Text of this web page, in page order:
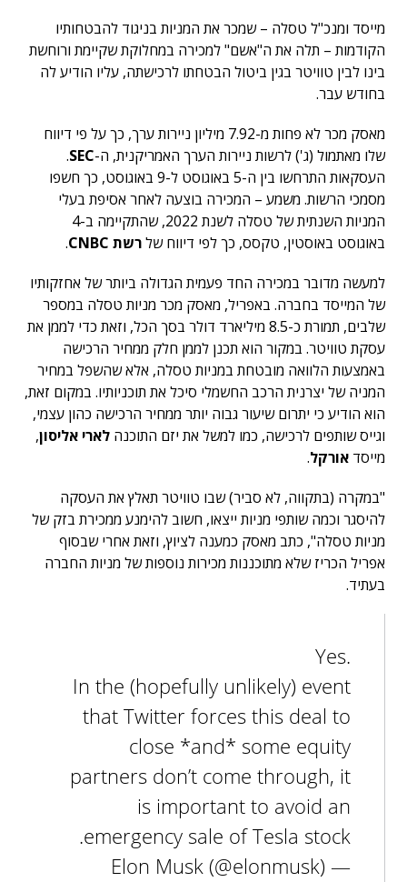
מייסד ומנכ"ל טסלה – שמכר את המניות בניגוד להבטחותיו
הקודמות – תלה את ה"אשם" למכירה במחלוקת שקיימת ורוחשת
בינו לבין טוויטר בגין ביטול הבטחתו לרכישתה, עליו הודיע לה
בחודש עבר.
מאסק מכר לא פחות מ-7.92 מיליון ניירות ערך, כך על פי דיווח
שלו מאתמול (ג') לרשות ניירות הערך האמריקנית, ה-SEC
.
העסקאות התרחשו בין ה-5 באוגוסט ל-9 באוגוסט, כך חשפו
מסמכי הרשות. משמע – המכירה בוצעה לאחר אסיפת בעלי
המניות השנתית של טסלה לשנת 2022, שהתקיימה ב-4
באוגוסט באוסטין, טקסס, כך לפי דיווח שלרשת CNBC
.
למעשה מדובר במכירה החד פעמית הגדולה ביותר של אחזקותיו
של המייסד בחברה. באפריל, מאסק מכר מניות טסלה במספר
שלבים, תמורת כ-8.5 מיליארד דולר בסך הכל, וזאת כדי לממן את
עסקת טוויטר. במקור הוא תכנן לממן חלק ממחיר הרכישה
באמצעות הלוואה מובטחת במניות טסלה, אלא שהשפל במחיר
המניה של יצרנית הרכב החשמלי סיכל את תוכניותיו. במקום זאת,
הוא הודיע כי יתרום שיעור גבוה יותר ממחיר הרכישה כהון עצמי,
וגייס שותפים לרכישה, כמו למשל את יזם התוכנה לארי אליסון,
מייסד אורקל.
"במקרה (בתקווה, לא סביר) שבו טוויטר תאלץ את העסקה
להיסגר וכמה שותפי מניות ייצאו, חשוב להימנע ממכירת בזק של
מניות טסלה", כתב מאסק כמענה לציוץ, וזאת אחרי שבסוף
אפריל הכריז שלא מתוכננות מכירות נוספות של מניות החברה
בעתיד.
Yes.
In the (hopefully unlikely) event
that Twitter forces this deal to
close *and* some equity
partners don’t come through, it
is important to avoid an
emergency sale of Tesla stock.
— Elon Musk (@elonmusk)